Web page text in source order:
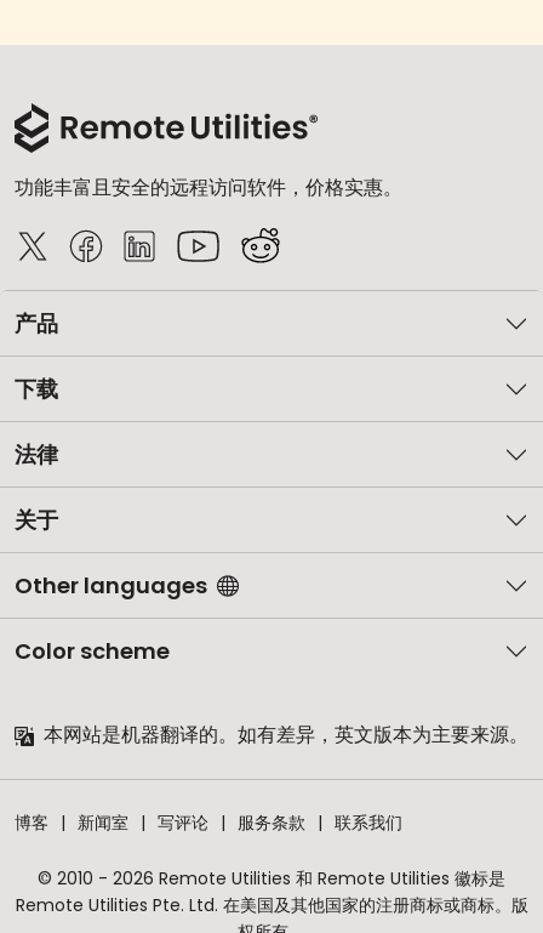
功能丰富且安全的远程访问软件，价格实惠。
产品
下载
法律
关于
Other languages
Color scheme
本网站是机器翻译的。如有差异，英文版本为主要来源。
博客 新闻室 写评论 服务条款 联系我们
© 2010 - 2026 Remote Utilities 和 Remote Utilities 徽标是
Remote Utilities Pte. Ltd. 在美国及其他国家的注册商标或商标。版